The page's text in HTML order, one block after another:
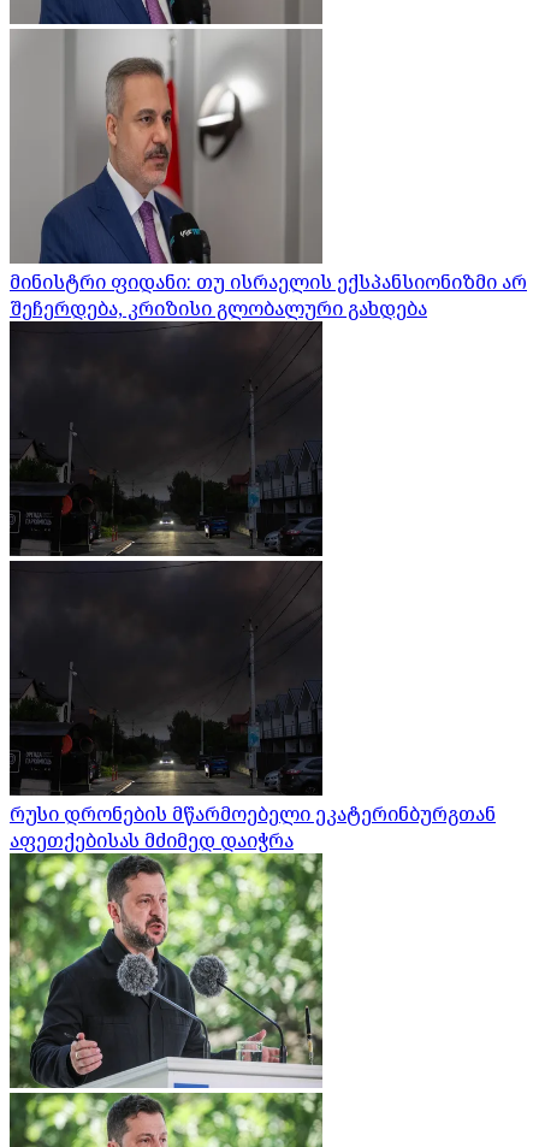
მინისტრი ფიდანი: თუ ისრაელის ექსპანსიონიზმი არ
შეჩერდება, კრიზისი გლობალური გახდება
რუსი დრონების მწარმოებელი ეკატერინბურგთან
აფეთქებისას მძიმედ დაიჭრა